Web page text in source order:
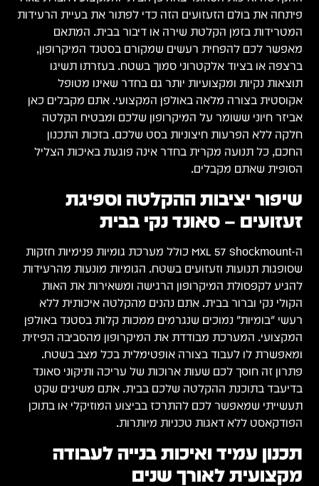
פיתחה את בולם הזעזועים הזה כדי לפתור את בעיית הרעידות
המטרידות בזמן הקלטת שירה או דיבור בבית. המתאם
מאפשר לכם להפחית רעשים שמקורם בסטנד המיקרופון,
ברצפה או בציוד אלקטרוני סמוך בשטח. בעזרתו תשיגו
תוצאות נקיות ומקצועיות יותר גם בחדר שאינו מטופל
אקוסטית בצורה מלאה באולפן המקצועי. אתם מקבלים כאן
אביזר חיוני ששומר על המיקרופון שלכם ומבטיח הקלטה
חלקה ללא הפרעות חיצוניות בסט שלכם. בזכות התכנון
החכם, כל תנועה מקרית בחדר אינה פוגעת באיכות הצליל
הסופית שאתם מקבלים.
שיפור יציבות ההקלטה וספיגת
זעזועים – סאונד נקי בבית
ה-MXL 57 Shockmount כולל מערכת גומיות פנימיות חזקות
שסופגות תנועות וזעזועים בשטח. הגומיות מונעות מהרעידות
להגיע לקפסולת המיקרופון הרגישה ומשאירות את האות
הקולי נקי וברור בבית. אתם נהנים מהקלטה איכותית ללא
רעשי "בומיות" נמוכים שנגרמים ממכות קלות בסטנד באולפן
המקצועי. המערכת מבודדת את המיקרופון מהסביבה הפיזית
ומאפשרת לו לעבוד בצורה אופטימלית בכל מצב בשטח.
פתרון זה חוסך לכם שעות ארוכות של עריכה ותיקוני סאונד
בדיעבד בתוכנת ההקלטה שלכם בבית. אתם משיגים שקט
תעשייתי שמאפשר לכם להתרכז בביצוע המוזיקלי או בתוכן
הפודקאסט ללא דאגות טכניות מיותרות.
תכנון עמיד ואיכות בנייה לעבודה
מקצועית לאורך שנים